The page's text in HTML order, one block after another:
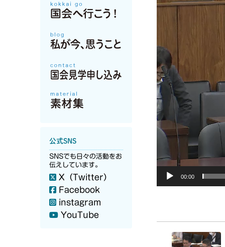
公式SNS
SNSでも日々の活動をお
伝えしています。
X（Twitter）
Facebook
instagram
YouTube
00:00